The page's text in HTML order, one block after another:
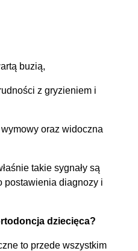
buzią,
z gryzieniem i
oraz widoczna
takie sygnały są
postawienia diagnozy i
dziecięca?
to przede wszystkim